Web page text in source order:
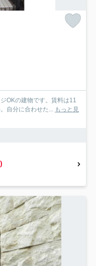
OKの建物です。賃料は11
自分に合わせた...
もっと見